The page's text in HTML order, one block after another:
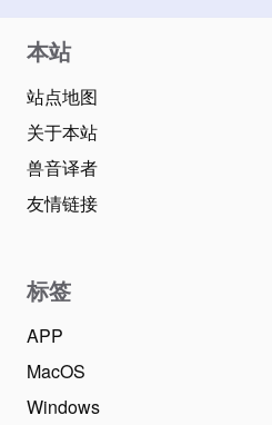
本站
站点地图
关于本站
兽音译者
友情链接
标签
APP
MacOS
Windows